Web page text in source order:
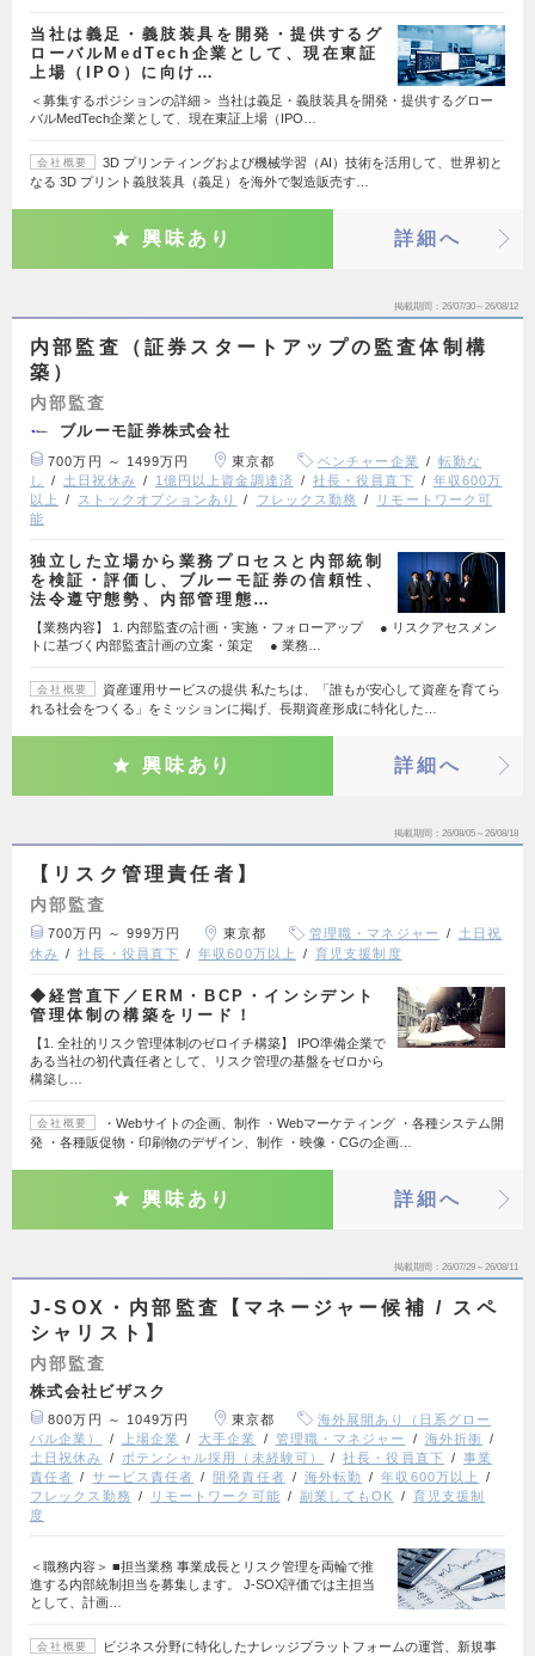
当社は義足・義肢装具を開発・提供するグ
ローバルMedTech企業として、現在東証
上場（IPO）に向け…
＜募集するポジションの詳細＞ 当社は義足・義肢装具を開発・提供するグロー
バルMedTech企業として、現在東証上場（IPO…
会社概要
3D プリンティングおよび機械学習（AI）技術を活用して、世界初と
なる 3D プリント義肢装具（義足）を海外で製造販売す…
興味あり 詳細へ
掲載期間 26/07/30～26/08/12
内部監査（証券スタートアップの監査体制構
築）
内部監査
ブルーモ証券株式会社
700万円 ～ 1499万円 東京都 ベンチャー企業
転勤な
し
土日祝休み 1億円以上資金調達済 社長・役員直下
年収600万
以上
ストックオプションあり フレックス勤務
リモートワーク可
能
独立した立場から業務プロセスと内部統制
を検証・評価し、ブルーモ証券の信頼性、
法令遵守態勢、内部管理態…
【業務内容】 1. 内部監査の計画・実施・フォローアップ ● リスクアセスメン
トに基づく内部監査計画の立案・策定 ● 業務…
会社概要
資産運用サービスの提供 私たちは、「誰もが安心して資産を育てら
れる社会をつくる」をミッションに掲げ、長期資産形成に特化した…
興味あり 詳細へ
掲載期間 26/08/05～26/08/18
【リスク管理責任者】
内部監査
700万円 ～ 999万円 東京都 管理職・マネジャー
土日祝
休み
社長・役員直下 年収600万以上 育児支援制度
◆経営直下／ERM・BCP・インシデント
管理体制の構築をリード！
【1. 全社的リスク管理体制のゼロイチ構築】 IPO準備企業で
ある当社の初代責任者として、リスク管理の基盤をゼロから
構築し…
会社概要
・Webサイトの企画、制作 ・Webマーケティング ・各種システム開
発 ・各種販促物・印刷物のデザイン、制作 ・映像・CGの企画…
興味あり 詳細へ
掲載期間 26/07/29～26/08/11
J-SOX・内部監査【マネージャー候補 / スペ
シャリスト】
内部監査
株式会社ビザスク
800万円 ～ 1049万円 東京都
海外展開あり（日系グロー
バル企業）
上場企業 大手企業 管理職・マネジャー
海外折衝
土日祝休み
ポテンシャル採用（未経験可） 社長・役員直下
事業
責任者
サービス責任者 開発責任者 海外転勤
年収600万以上
フレックス勤務
リモートワーク可能 副業してもOK
育児支援制
度
＜職務内容＞ ■担当業務 事業成長とリスク管理を両輪で推
進する内部統制担当を募集します。 J-SOX評価では主担当
として、計画…
会社概要
ビジネス分野に特化したナレッジプラットフォームの運営、新規事